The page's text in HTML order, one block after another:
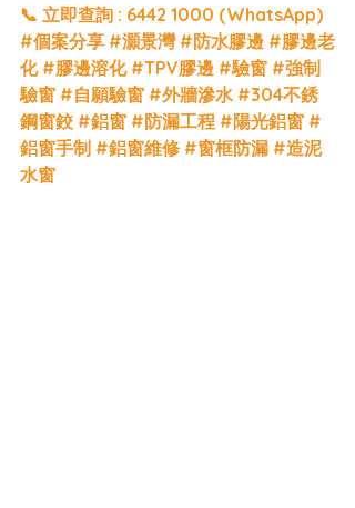
📞 立即查詢 : 6442 1000 (WhatsApp)
#個案分享 #灝景灣 #防水膠邊 #膠邊老
化 #膠邊溶化 #TPV膠邊 #驗窗 #強制
驗窗 #自願驗窗 #外牆滲水 #304不銹
鋼窗鉸 #鋁窗 #防漏工程 #陽光鋁窗 #
鋁窗手制 #鋁窗維修 #窗框防漏 #造泥
水窗